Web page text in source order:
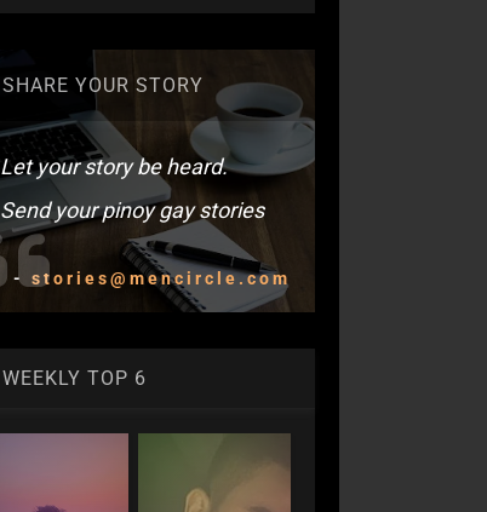
SHARE YOUR STORY
Let your story be heard.
Send your pinoy gay stories
- stories@mencircle.com
WEEKLY TOP 6